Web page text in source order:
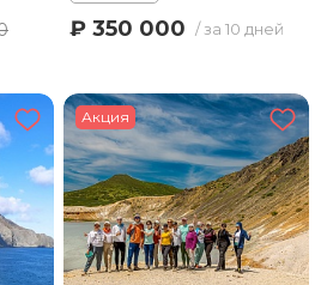
₽ 350 000 / за 10 дней
Акция